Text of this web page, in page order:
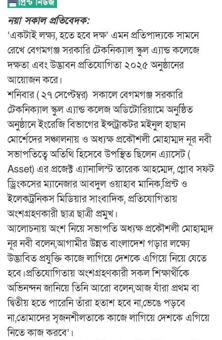
নয়া সকাল প্রতিবেদক:
‘একটাই লক্ষ্য, হতে হবে দক্ষ’ এমন প্রতিপাদ্যকে সামনে
রেখে বেগমগঞ্জ সরকারি টেকনিক্যাল স্কুল এ্যান্ড কলেজে
দক্ষতা এবং উদ্ভাবন প্রতিযোগিতা ২০২৫ অনুষ্ঠানের
আয়োজন করে।
শনিবার ( ২৭ সেপ্টেম্বর) সকালে বেগমগঞ্জ সরকারি
টেকনিক্যাল স্কুল এ্যান্ড কলেজ অডিটোরিয়ামে অনুষ্ঠিত
অনুষ্ঠানে ইংরেজি বিভাগের ইন্সট্রাকটর মইনুল হাছান
মোর্শেদের সঞ্চালনায় ও অধ্যক্ষ প্রকৌশলী মোহাম্মদ নূর নবী
সভাপতিত্বে অতিথি হিসেবে উপস্থিত ছিলেন এ্যাসেট (
Asset) এর প্রজেক্ট এ্যানালিস্ট তারেক আহম্মেদ, গ্লোব সফট
ড্রিংকসের ম্যানেজার আবদুল ওয়াহাব মানিক,প্রিন্ট ও
ইলেকট্রনিকস মিডিয়ার সাংবাদিক, প্রতিযোগিতায়
অংশগ্রহণকারী ছাত্র ছাত্রী প্রমুখ।
আলোচনায় অংশ নিয়ে সভাপতি অধ্যক্ষ প্রকৌশলী মোহাম্মদ
নূর নবী বলেন,আগামীর উন্নত বাংলাদেশ গড়ার লক্ষ্যে
উদ্ভাবিত প্রযুক্তি কাজে লাগিয়ে দেশকে এগিয়ে নিয়ে যেতে
হবে।প্রতিযোগিতায় অংশগ্রহণকারী সকল শিক্ষার্থীকে
অভিনন্দন জানিয়ে তিনি আরো বলেন,আজ যাঁরা প্রথম বা
দ্বিতীয় হতে পারেনি তাঁরা হতাশ হবে না,ভেঙে পড়বে
না,তোমাদের সৃজনশীলতাকে কাজে লাগিয়ে দেশকে এগিয়ে
নিতে কাজ করবে’।